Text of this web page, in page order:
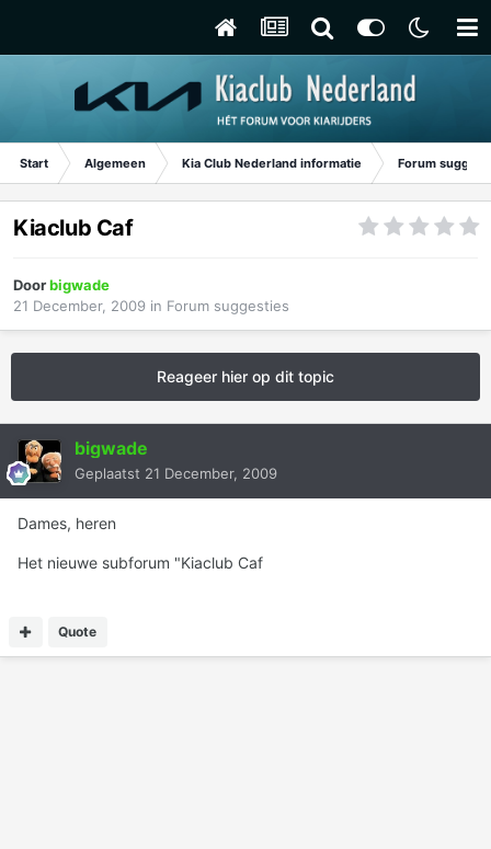
Start Algemeen Kia Club Nederland informatie Forum
Kiaclub Caf
Doorbigwade
21 December, 2009 in Forum suggesties
Reageer hier op dit topic
bigwade
Geplaatst 21 December, 2009
Dames, heren
Het nieuwe subforum "Kiaclub Caf
Quote